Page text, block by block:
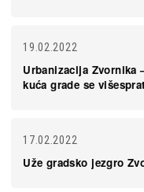
19.02.2022
Urbanizacija Zvornika
kuća grade se
17.02.2022
Uže gradsko jezgro